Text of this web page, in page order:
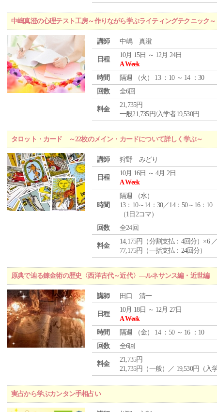
中嶋真澄の心理テスト工房～作りながら学ぶライティングテクニック～
講師 中嶋 真澄
日程
10月 15日 ～ 12月 24日
A Week
時間
隔週 （火 ） 13 ：10 ～ 14 ：30
回数
全6回
料金
21,735円
一般21,735円/入学者19,530円
タロット・カード ～22枚のメイン・カードについて詳しく学ぶ～
講師 狩野 みどり
日程
10月 16日 ～ 4月 2日
A Week
時間
隔週 （水）
13：10～14：30／14：50～16：10
（1日2コマ）
回数
全24回
料金
14,175円（分割支払：4回分）×6
77,175円（一括支払：24回分）
原典で辿る錬金術の歴史〈西洋古代～近代〉―ルネサンス編・近世編
講師 田口 清一
日程
10月 18日 ～ 12月 27日
A Week
時間
隔週 （金） 14 ：50 ～ 16 ：10
回数
全6回
料金
21,735円
21,735円（一般）／ 19,530円（入
実占から学ぶカンタン手相占い